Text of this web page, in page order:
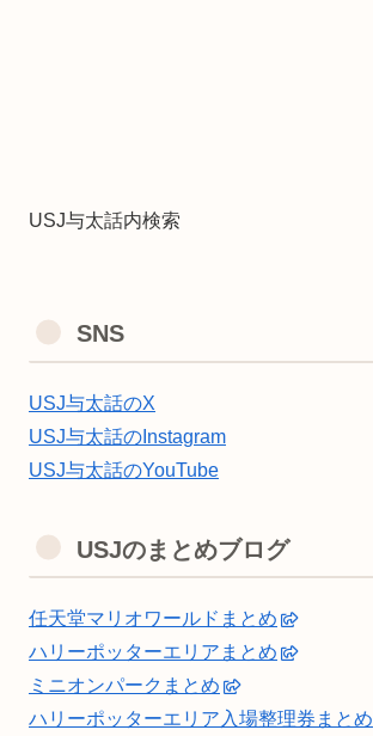
USJ与太話内検索
SNS
USJ与太話のX
USJ与太話のInstagram
USJ与太話のYouTube
USJのまとめブログ
任天堂マリオワールドまとめ
ハリーポッターエリアまとめ
ミニオンパークまとめ
ハリーポッターエリア入場整理券まとめ